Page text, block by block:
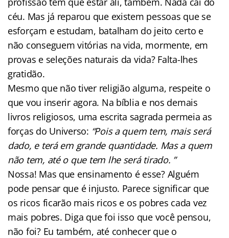
céu. Mas já reparou que existem pessoas que se
esforçam e estudam, batalham do jeito certo e
não conseguem vitórias na vida, mormente, em
provas e seleções naturais da vida? Falta-lhes
gratidão.
Mesmo que não tiver religião alguma, respeite o
que vou inserir agora. Na bíblia e nos demais
livros religiosos, uma escrita sagrada permeia as
forças do Universo: “Pois a quem tem, mais será
dado, e terá em grande quantidade. Mas a quem
não tem, até o que tem lhe será tirado. ”
Nossa! Mas que ensinamento é esse? Alguém
pode pensar que é injusto. Parece significar que
os ricos ficarão mais ricos e os pobres cada vez
mais pobres. Diga que foi isso que você pensou,
não foi? Eu também, até conhecer que o